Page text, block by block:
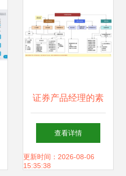
证券产品经理的素
质与技能 共性与个
性在计算机软硬件
查看详情
更新时间：2026-08-06
15:35:38